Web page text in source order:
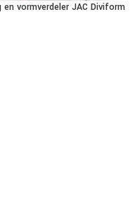
en vormverdeler JAC Diviform